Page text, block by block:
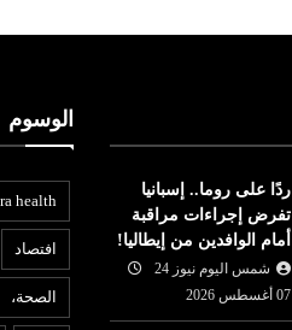
ردًا على روما.. إسبانيا
تفرض إجراءات مراقبة
أمام الوافدين من إيطاليا!
شمس اليوم نيوز 24
07 أغسطس 2026
الوسوم
health
افتصاد
الصحة،